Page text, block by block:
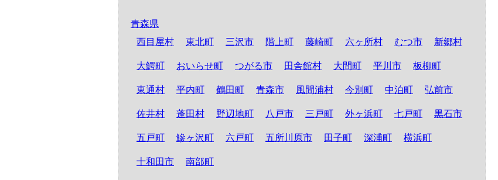
青森県
西目屋村
東北町 三沢市 階上町 藤崎町 六ヶ所村 むつ市 新郷村
大鰐町 おいらせ町 つがる市 田舎館村 大間町 平川市 板柳町
東通村 平内町 鶴田町 青森市 風間浦村 今別町 中泊町 弘前市
佐井村 蓬田村 野辺地町 八戸市 三戸町 外ヶ浜町 七戸町 黒石市
五戸町 鰺ヶ沢町 六戸町 五所川原市 田子町 深浦町 横浜町
十和田市 南部町